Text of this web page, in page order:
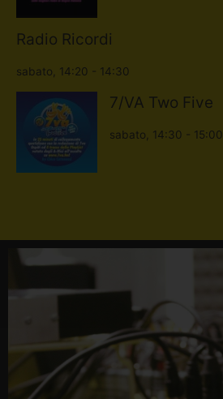
Radio Ricordi
sabato, 14:20 14:30
7/VA Two Five
sabato, 14:30 15:00